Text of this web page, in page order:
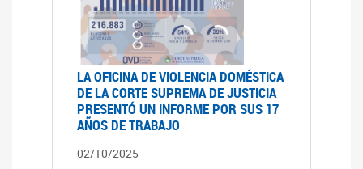
LA OFICINA DE VIOLENCIA DOMÉSTICA
DE LA CORTE SUPREMA DE JUSTICIA
PRESENTÓ UN INFORME POR SUS 17
AÑOS DE TRABAJO
02/10/2025